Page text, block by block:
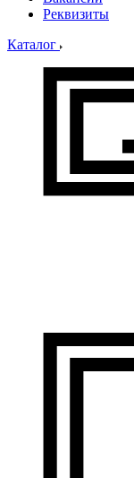
Реквизиты
Каталог